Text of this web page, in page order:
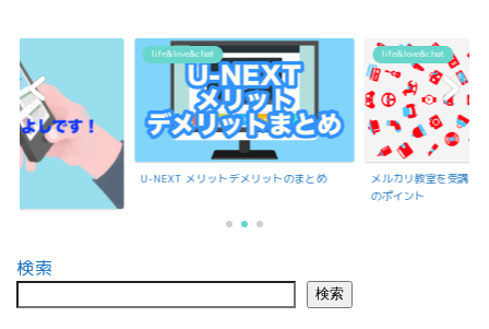
メリットのまとめ
life&love&chat
メルカリ教室を受講で聞いたメルカリ出品
life&love&chat
検索
検索